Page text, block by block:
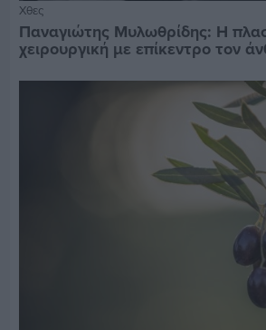
Χθες
Παναγιώτης Μυλωθρίδης: Η
χειρουργική με επίκεντρο τον